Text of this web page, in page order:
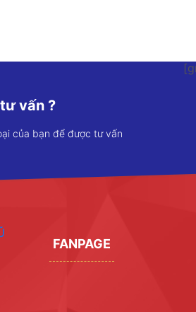
vấn ?
của bạn để được tư vấn
FANPAGE